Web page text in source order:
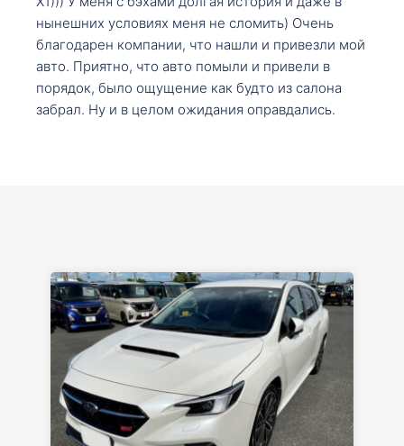
нынешних условиях меня не сломить) Очень
благодарен компании, что нашли и привезли мой
авто. Приятно, что авто помыли и привели в
порядок, было ощущение как будто из салона
забрал. Ну и в целом ожидания оправдались.